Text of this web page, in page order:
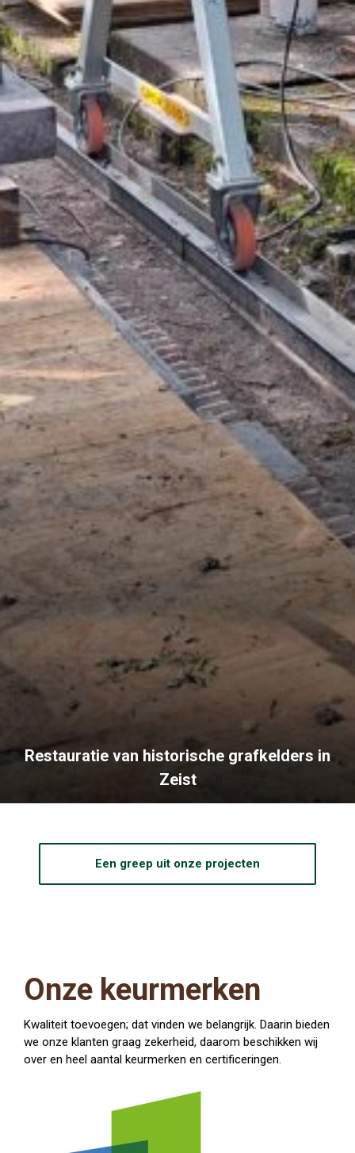
Restauratie van historische grafkelders in
Zeist
Een greep uit onze projecten
Onze keurmerken
Kwaliteit toevoegen; dat vinden we belangrijk. Daarin bieden
we onze klanten graag zekerheid, daarom beschikken wij
over en heel aantal keurmerken en certificeringen.